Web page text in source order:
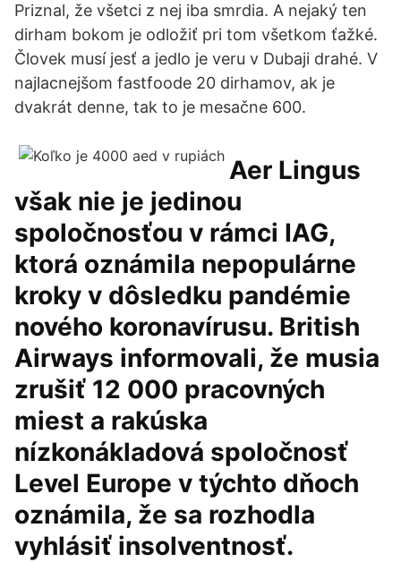
Priznal, že všetci z nej iba smrdia. A nejaký ten
dirham bokom je odložiť pri tom všetkom ťažké.
Človek musí jesť a jedlo je veru v Dubaji drahé. V
najlacnejšom fastfoode 20 dirhamov, ak je
dvakrát denne, tak to je mesačne 600.
Aer Lingus
však nie je jedinou
spoločnosťou v rámci IAG,
ktorá oznámila nepopulárne
kroky v dôsledku pandémie
nového koronavírusu. British
Airways informovali, že musia
zrušiť 12 000 pracovných
miest a rakúska
nízkonákladová spoločnosť
Level Europe v týchto dňoch
oznámila, že sa rozhodla
vyhlásiť insolventnosť.